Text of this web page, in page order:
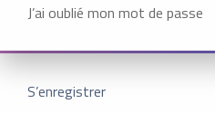
J’ai oublié mon mot de passe
S’enregistrer